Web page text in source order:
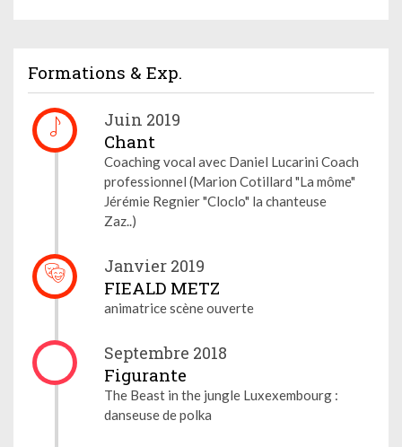
Formations & Exp.
Juin 2019
Chant
Coaching vocal avec Daniel Lucarini Coach
professionnel (Marion Cotillard "La môme"
Jérémie Regnier "Cloclo" la chanteuse
Zaz..)
Janvier 2019
FIEALD METZ
animatrice scène ouverte
Septembre 2018
Figurante
The Beast in the jungle Luxexembourg :
danseuse de polka